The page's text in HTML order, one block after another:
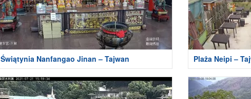
Świątynia Nanfangao Jinan – Tajwan Plaża Neipi –